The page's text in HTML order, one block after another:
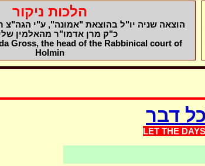
הלכות ניקור
הוצאה שניה יו"ל בהוצאת "אמונה", ע"י הגה"צ
כ"ק מרן אדמו"ר מהאלמין
Gross, the head of the Rabbinical court of
Holmin
דבר
LET THE